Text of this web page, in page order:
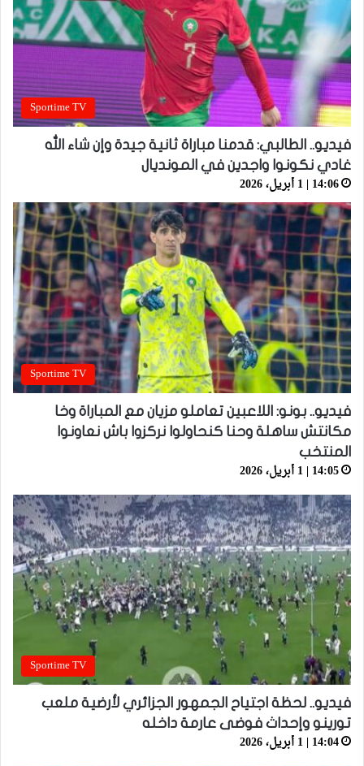
Sportime TV
فيديو.. الطالبي: قدمنا مباراة ثانية جيدة وإن شاء الله
غادي نكونوا واجدين في المونديال
14:06 | 1 أبريل، 2026
Sportime TV
فيديو.. بونو: اللاعبين تعاملو مزيان مع المباراة وخا
مكانتش ساهلة وحنا كنحاولوا نركزوا باش نعاونوا
المنتخب
14:05 | 1 أبريل، 2026
Sportime TV
فيديو.. لحظة اجتياح الجمهور الجزائري لأرضية ملعب
تورينو وإحداث فوضى عارمة داخله
14:04 | 1 أبريل، 2026